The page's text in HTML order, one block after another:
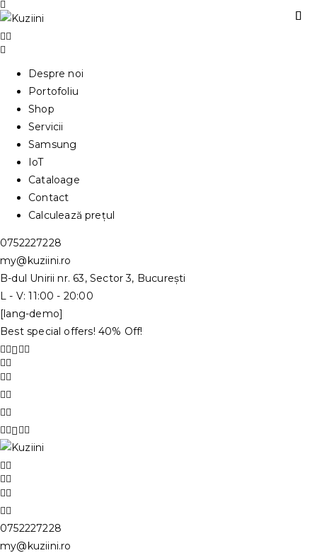
Despre noi
Portofoliu
Shop
Servicii
Samsung
IoT
Cataloage
Contact
Calculează prețul
0752227228
my@kuziini.ro
B-dul Unirii nr. 63, Sector 3, București
L - V: 11:00 - 20:00
[lang-demo]
Best special offers! 40% Off!
0752227228
my@kuziini.ro